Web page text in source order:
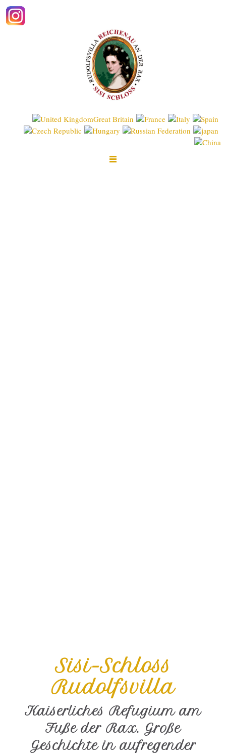
Sisi-Schloss
Rudolfsvilla
Kaiserliches Refugium am
Fuße der Rax. Große
Geschichte in aufregender